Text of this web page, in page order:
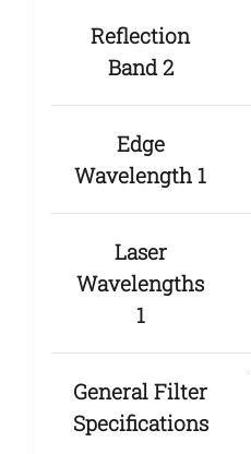
Reflection
Band 2
Edge
Wavelength 1
Laser
Wavelengths
1
General Filter
Specifications